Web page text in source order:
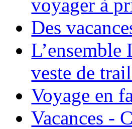
voyager à
Des
veste de
Voyage en
Vacances -